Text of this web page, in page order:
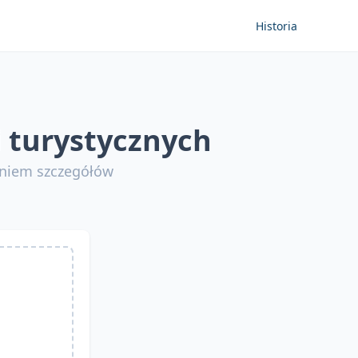
Historia
turystycznych
szczegółów